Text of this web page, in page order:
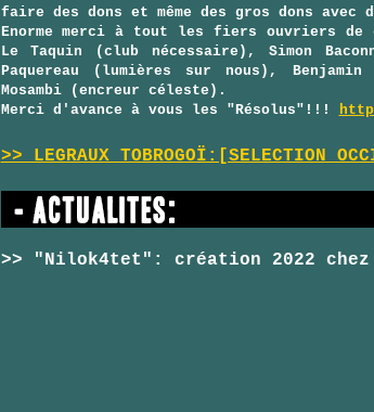
faire des dons et même des gros dons avec
Enorme merci à tout les fiers ouvriers
Le Taquin (club nécessaire), Simon
Paquereau (lumières sur nous),
Mosambi (encreur céleste).
Merci d'avance à vous les "Résolus"!!!
>> LEGRAUX TOBROGOÏ:[SELECTION
>> "Nilok4tet": création 2022